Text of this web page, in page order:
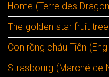
Home (Terre des
The golden star fruit
Con rồng cháu Tiên
Strasbourg (Marché de